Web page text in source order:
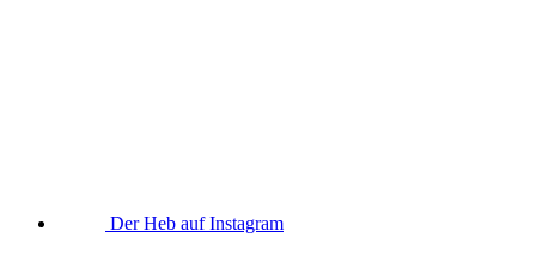
Der Heb auf Instagram